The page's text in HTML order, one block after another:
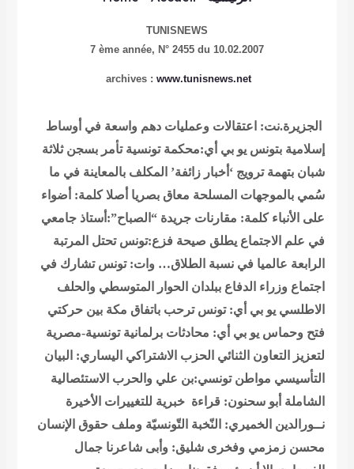
TUNISNEWS
7 ème année, N° 2455 du 10.02.2007
archives : www.tunisnews.net
الجزيرة.نت: اعتقالات وعمليات دهم واسعة في أوساط
إسلامية بتونس يو بي أي:محكمة تونسية تأمر بسجن ثلاثة
شبان بتهمة ترويج ‘أخبار زائفة’ المكلف بالمعاينة في ما
سُمي بالموجهات المسلحة معاق بصريا أصلاكلمة: أضواء
على الأنباء كلمة: مقارنات جريدة “الصباح”:أستاذ جامعي
في علم الاجتماع يطلق صيحة فزع:تونس تحتل المرتبة
الرابعة عالميا في نسبة الطلاق… وات: تونس تشارك في
اجتماع وزراء الدفاع ببلدان الحوار المتوسطي والحلف
الاطلسي يو بي أي: تونس ترحب باتفاق مكة بين حركتي
فتح وحماس يو بي أي: محادثات برلمانية تونسية-مصرية
لتعزيز التعاون الثنائي الحزب الاشتراكي اليساري: البيان
التأسيسي مواطن تونسي:بن علي والحرب الاستئصالية
الشاملة أبو سحنون: قراءة خبرية للتغييرات الأخيرة
نــورالدين الخميري: النّخبة التّونسيّة وملف حقوق الإنسان
محسن زمزمي وفخرى شليق: وأبى شاعرنا جمال